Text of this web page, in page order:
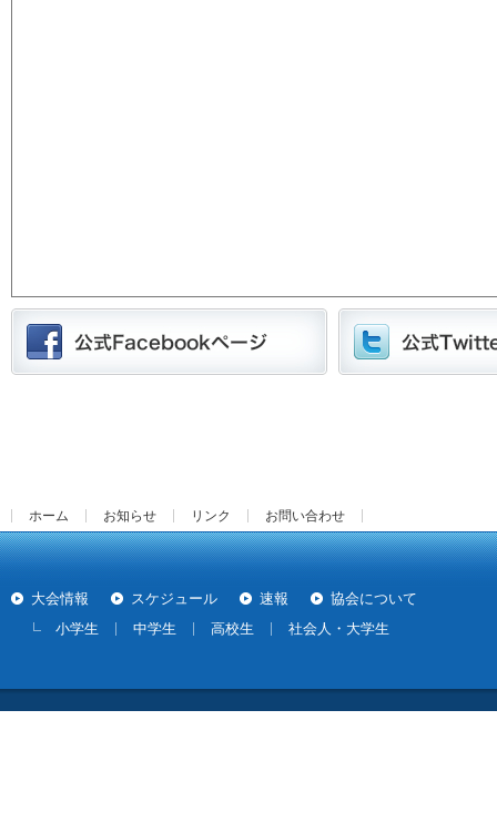
ホーム お知らせ リンク お問い合わせ
大会情報 スケジュール 速報
協会について
小学生
中学生 高校生 社会人・大学生